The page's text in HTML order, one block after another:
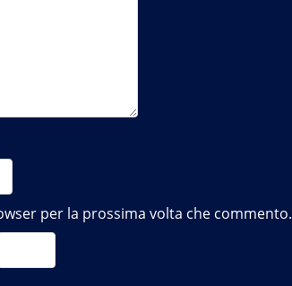
per la prossima volta che commento.